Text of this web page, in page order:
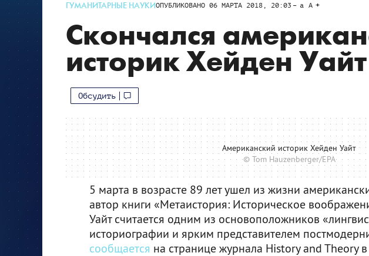
ГУМАНИТАРНЫЕ НАУКИОПУБЛИКОВАНО 06 МАРТА 2018, 20:03 a A
Скончался
историк Хейден Уайт
Обсудить
Aмериканский историк Хейден Уайт
© Tom Hauzenberger/EPA
5 марта в возрасте 89 лет ушел из жизни
автор книги «Метаистория: Историческое
Уайт считается одним из основоположников
историографии и ярким представителем
сообщается на странице журнала History and Theory